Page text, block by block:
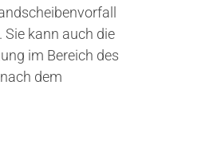
kann auch die
im Bereich des
dem